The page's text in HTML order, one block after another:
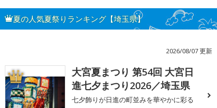
夏の人気夏祭りランキング【埼玉県】
2026/08/07 更新
1
大宮夏まつり 第54回 大宮日
進七夕まつり2026／埼玉県
七夕飾りが日進の町並みを華やかに彩る